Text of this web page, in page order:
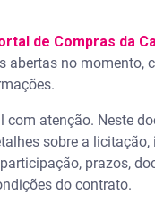
de Compras da
abertas no momento,
com atenção. Neste
sobre a
prazos,
do contrato.